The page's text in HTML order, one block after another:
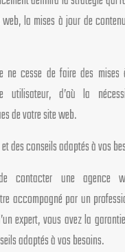
la mises à jour de
ne cesse de faire des
utilisateur, d’où la
de votre site web.
des conseils adaptés à vos
contacter une agence
accompagné par un
expert, vous avez la
adaptés à vos besoins.